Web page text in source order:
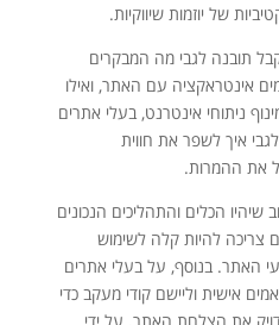
של יוזמות שיווקיות.
תובנה לגבי מה המבקרים
אינטראקציה עם האתר, ואילו
ניתוחי אינטרנט, בעלי אתרים
איך לשפר את חווית
את ההמרות.
הכלים והתהליכים הנכונים
צריכה להיות קלה לשימוש
האתר. בנוסף, על בעלי אתרים
אישית וליישם קודי מעקב כדי
את הצלחת האתר. על ידי